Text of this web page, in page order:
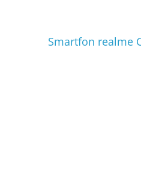
Smartfon realme